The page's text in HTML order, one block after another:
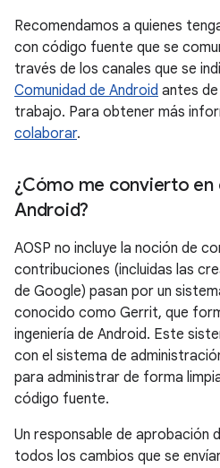
Recomendamos a quienes
con código fuente que se
través de los canales que se
Comunidad de Android antes
trabajo. Para obtener más
colaborar.
¿Cómo me convierto
Android?
AOSP no incluye la noción de
contribuciones (incluidas las
de Google) pasan por un
conocido como Gerrit, que
ingeniería de Android. Este
con el sistema de
para administrar de forma
código fuente.
Un responsable de aprobación
todos los cambios que se